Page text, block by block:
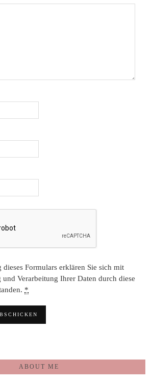
Formulars erklären Sie sich mit
und Verarbeitung Ihrer Daten durch diese
*
ABOUT ME